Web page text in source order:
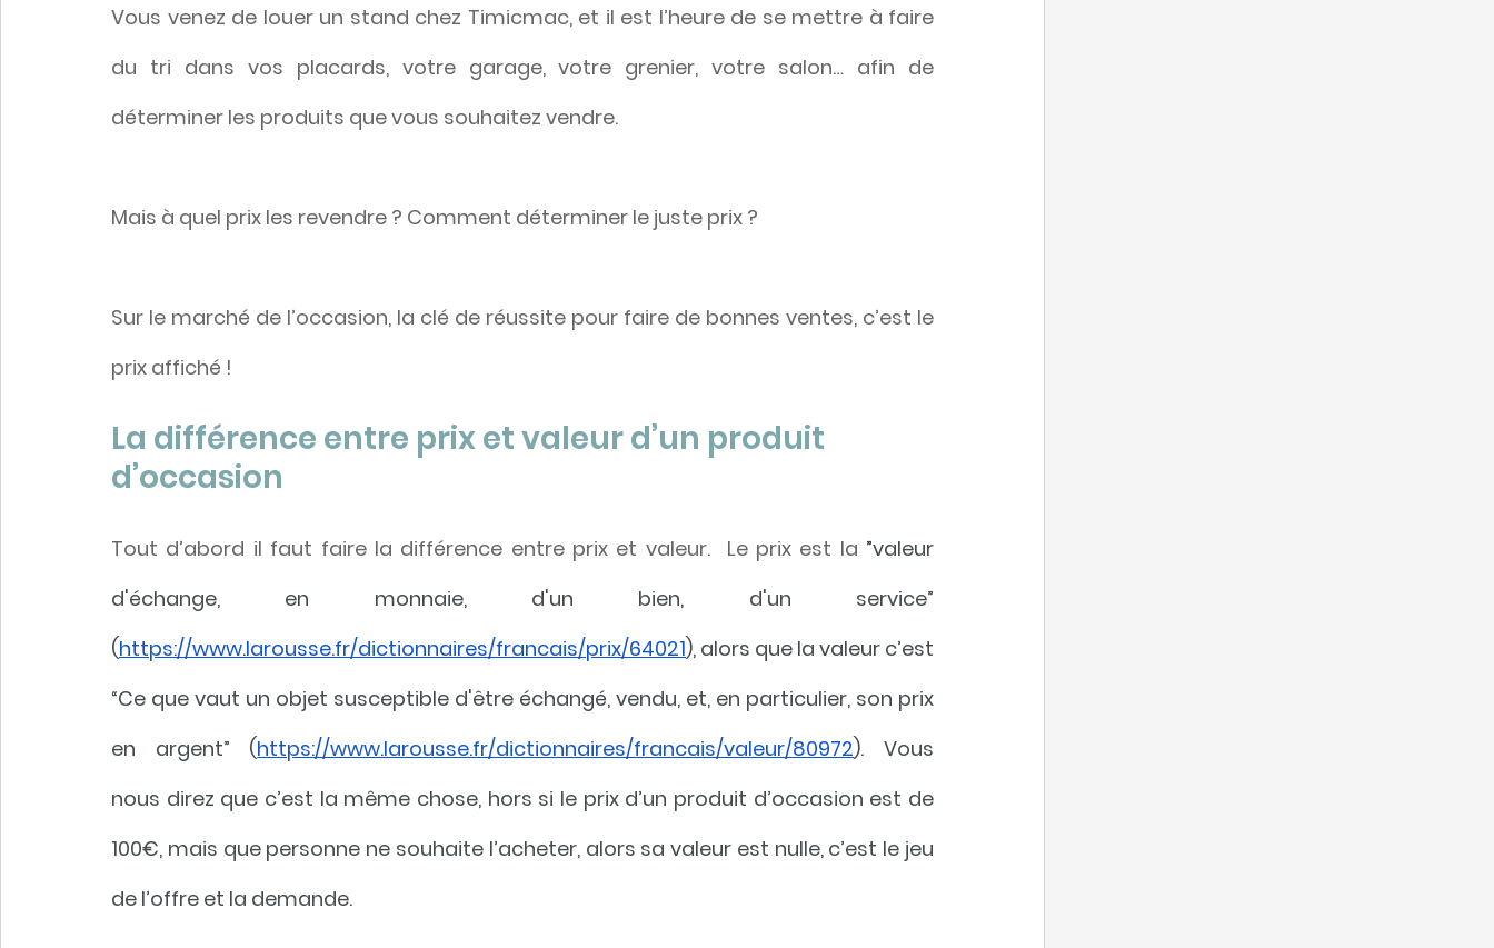
Vous venez de louer un stand chez Timicmac, et il est l’heure de se mettre à faire
du tri dans vos placards, votre garage, votre grenier, votre salon… afin de
déterminer les produits que vous souhaitez vendre.
Mais à quel prix les revendre ? Comment déterminer le juste prix ?
Sur le marché de l’occasion, la clé de réussite pour faire de bonnes ventes, c’est le
prix affiché !
La différence entre prix et valeur d’un produit
d’occasion
Tout d’abord il faut faire la différence entre prix et valeur.  Le prix est la ”valeur
d'échange, en monnaie, d'un bien, d'un service”
(https://www.larousse.fr/dictionnaires/francais/prix/64021), alors que la valeur c’est
“Ce que vaut un objet susceptible d'être échangé, vendu, et, en particulier, son prix
en argent” (https://www.larousse.fr/dictionnaires/francais/valeur/80972). Vous
nous direz que c’est la même chose, hors si le prix d’un produit d’occasion est de
100€, mais que personne ne souhaite l’acheter, alors sa valeur est nulle, c’est le jeu
de l’offre et la demande.